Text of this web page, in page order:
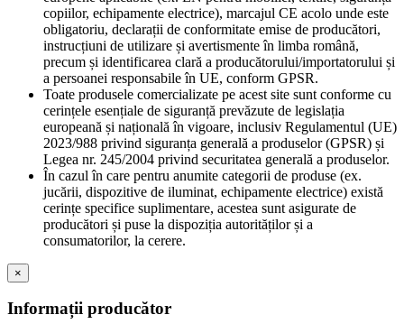
copiilor, echipamente electrice), marcajul CE acolo unde este
obligatoriu, declarații de conformitate emise de producători,
instrucțiuni de utilizare și avertismente în limba română,
precum și identificarea clară a producătorului/importatorului și
a persoanei responsabile în UE, conform GPSR.
Toate produsele comercializate pe acest site sunt conforme cu
cerințele esențiale de siguranță prevăzute de legislația
europeană și națională în vigoare, inclusiv Regulamentul (UE)
2023/988 privind siguranța generală a produselor (GPSR) și
Legea nr. 245/2004 privind securitatea generală a produselor.
În cazul în care pentru anumite categorii de produse (ex.
jucării, dispozitive de iluminat, echipamente electrice) există
cerințe specifice suplimentare, acestea sunt asigurate de
producători și puse la dispoziția autorităților și a
consumatorilor, la cerere.
×
Informații producător